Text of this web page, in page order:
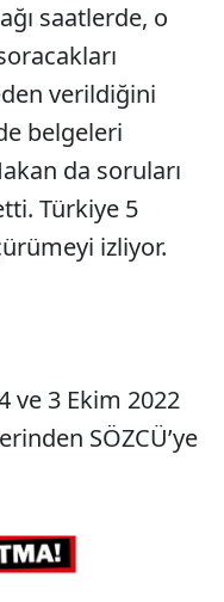
saatlerde, o
verildiğini
belgeleri
da soruları
Türkiye 5
izliyor.
ve 3 Ekim 2022
SÖZCÜ’ye